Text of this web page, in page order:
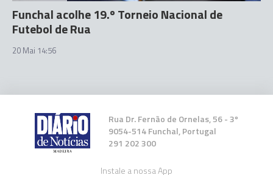
Funchal acolhe 19.º Torneio Nacional de
Futebol de Rua
20 Mai 14:56
Rua Dr. Fernão de Ornelas, 56 - 3º
9054-514 Funchal, Portugal
291 202 300
Instale a nossa App